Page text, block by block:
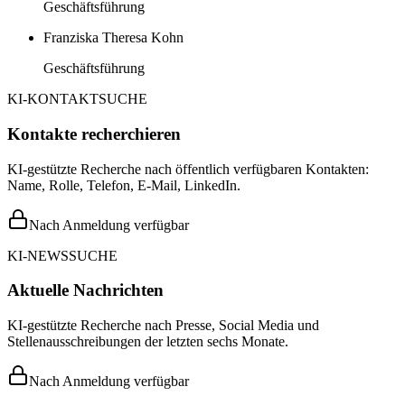
Geschäftsführung
Franziska Theresa Kohn
Geschäftsführung
KI-KONTAKTSUCHE
Kontakte recherchieren
KI-gestützte Recherche nach öffentlich verfügbaren Kontakten:
Name, Rolle, Telefon, E-Mail, LinkedIn.
Nach Anmeldung verfügbar
KI-NEWSSUCHE
Aktuelle Nachrichten
KI-gestützte Recherche nach Presse, Social Media und
Stellenausschreibungen der letzten sechs Monate.
Nach Anmeldung verfügbar